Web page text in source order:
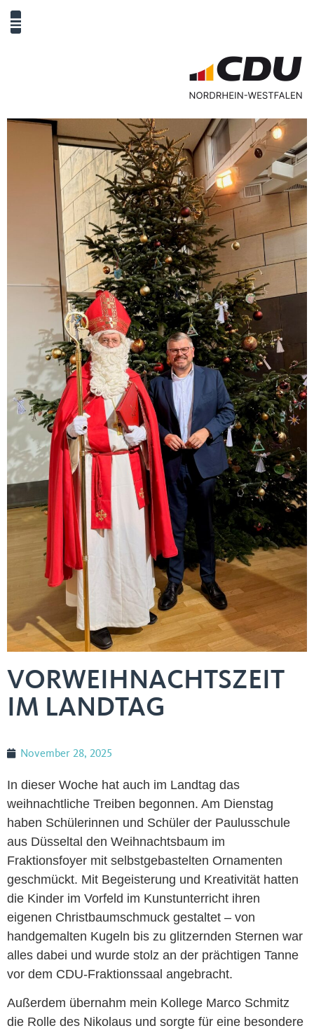
VORWEIHNACHTSZEIT
IM LANDTAG
November 28, 2025
In dieser Woche hat auch im Landtag das
weihnachtliche Treiben begonnen. Am Dienstag
haben Schülerinnen und Schüler der Paulusschule
aus Düsseltal den Weihnachtsbaum im
Fraktionsfoyer mit selbstgebastelten Ornamenten
geschmückt. Mit Begeisterung und Kreativität hatten
die Kinder im Vorfeld im Kunstunterricht ihren
eigenen Christbaumschmuck gestaltet – von
handgemalten Kugeln bis zu glitzernden Sternen war
alles dabei und wurde stolz an der prächtigen Tanne
vor dem CDU-Fraktionssaal angebracht.
Außerdem übernahm mein Kollege Marco Schmitz
die Rolle des Nikolaus und sorgte für eine besondere